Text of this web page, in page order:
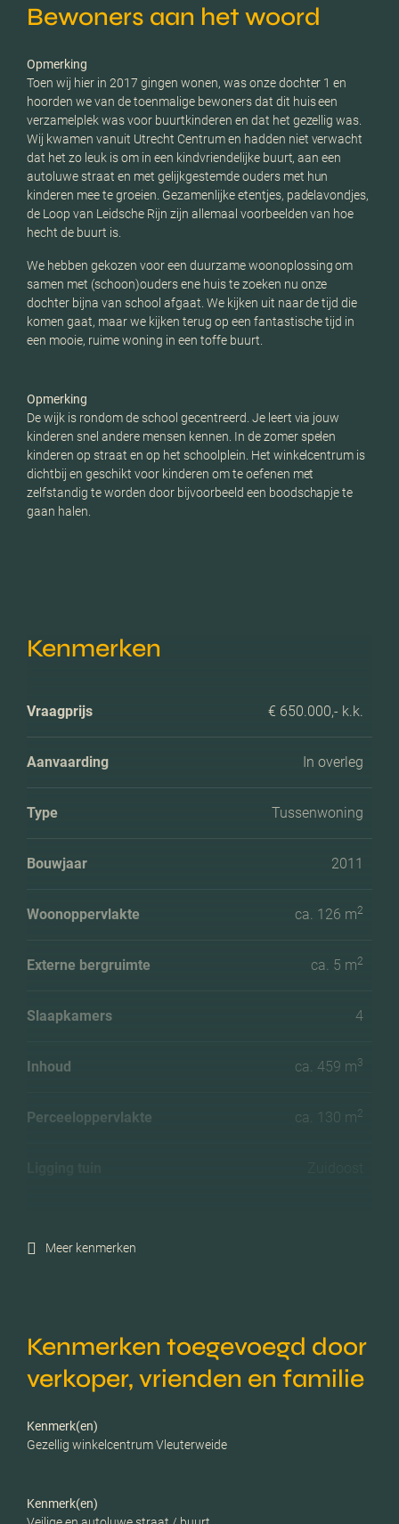
Bewoners aan het woord
Opmerking
Toen wij hier in 2017 gingen wonen, was onze dochter 1 en
hoorden we van de toenmalige bewoners dat dit huis een
verzamelplek was voor buurtkinderen en dat het gezellig was.
Wij kwamen vanuit Utrecht Centrum en hadden niet verwacht
dat het zo leuk is om in een kindvriendelijke buurt, aan een
autoluwe straat en met gelijkgestemde ouders met hun
kinderen mee te groeien. Gezamenlijke etentjes, padelavondjes,
de Loop van Leidsche Rijn zijn allemaal voorbeelden van hoe
hecht de buurt is.
We hebben gekozen voor een duurzame woonoplossing om
samen met (schoon)ouders ene huis te zoeken nu onze
dochter bijna van school afgaat. We kijken uit naar de tijd die
komen gaat, maar we kijken terug op een fantastische tijd in
een mooie, ruime woning in een toffe buurt.
Opmerking
De wijk is rondom de school gecentreerd. Je leert via jouw
kinderen snel andere mensen kennen. In de zomer spelen
kinderen op straat en op het schoolplein. Het winkelcentrum is
dichtbij en geschikt voor kinderen om te oefenen met
zelfstandig te worden door bijvoorbeeld een boodschapje te
gaan halen.
Kenmerken
Vraagprijs € 650.000,- k.k.
Aanvaarding In overleg
Type Tussenwoning
Bouwjaar 2011
Woonoppervlakte ca. 126 m2
Externe bergruimte ca. 5 m2
Slaapkamers 4
Inhoud ca. 459 m3
Perceeloppervlakte ca. 130 m2
Verwarming Cv ketel
C.v.-ketel bouwjaar
Meer kenmerken
Kenmerken toegevoegd door
verkoper, vrienden en familie
Kenmerk(en)
Gezellig winkelcentrum Vleuterweide
Kenmerk(en)